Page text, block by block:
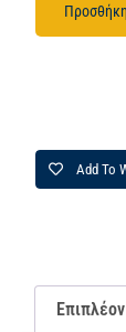
Add To